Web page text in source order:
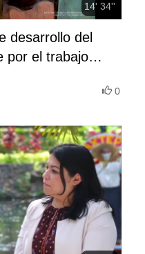
14' 34''
desarrollo del
por el trabajo
mediante el
0